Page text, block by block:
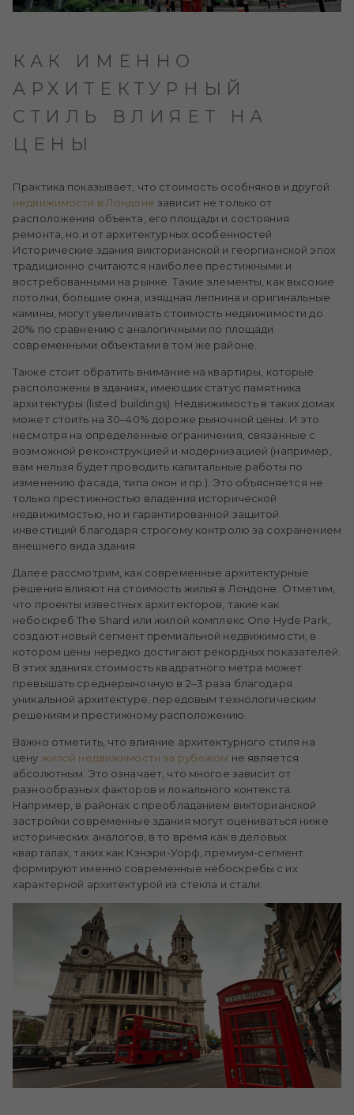
КАК ИМЕННО
АРХИТЕКТУРНЫЙ
СТИЛЬ ВЛИЯЕТ НА
ЦЕНЫ
Практика показывает, что стоимость особняков и другой
недвижимости в Лондоне зависит не только от
расположения объекта, его площади и состояния
ремонта, но и от архитектурных особенностей.
Исторические здания викторианской и георгианской эпох
традиционно считаются наиболее престижными и
востребованными на рынке. Такие элементы, как высокие
потолки, большие окна, изящная лепнина и оригинальные
камины, могут увеличивать стоимость недвижимости до
20% по сравнению с аналогичными по площади
современными объектами в том же районе.
Также стоит обратить внимание на квартиры, которые
расположены в зданиях, имеющих статус памятника
архитектуры (listed buildings). Недвижимость в таких домах
может стоить на 30–40% дороже рыночной цены. И это
несмотря на определенные ограничения, связанные с
возможной реконструкцией и модернизацией (например,
вам нельзя будет проводить капитальные работы по
изменению фасада, типа окон и пр.). Это объясняется не
только престижностью владения исторической
недвижимостью, но и гарантированной защитой
инвестиций благодаря строгому контролю за сохранением
внешнего вида здания.
Далее рассмотрим, как современные архитектурные
решения влияют на стоимость жилья в Лондоне. Отметим,
что проекты известных архитекторов, такие как
небоскреб The Shard или жилой комплекс One Hyde Park,
создают новый сегмент премиальной недвижимости, в
котором цены нередко достигают рекордных показателей.
В этих зданиях стоимость квадратного метра может
превышать среднерыночную в 2–3 раза благодаря
уникальной архитектуре, передовым технологическим
решениям и престижному расположению.
Важно отметить, что влияние архитектурного стиля на
цену жилой недвижимости за рубежом не является
абсолютным. Это означает, что многое зависит от
разнообразных факторов и локального контекста.
Например, в районах с преобладанием викторианской
застройки современные здания могут оцениваться ниже
исторических аналогов, в то время как в деловых
кварталах, таких как Кэнэри-Уорф, премиум-сегмент
формируют именно современные небоскребы с их
характерной архитектурой из стекла и стали.